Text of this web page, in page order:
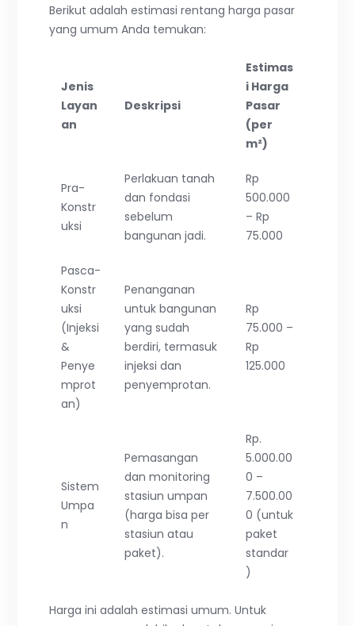
Berikut adalah estimasi rentang harga pasar
yang umum Anda temukan:
Jenis
Layan
an
Deskripsi
Estimas
i Harga
Pasar
(per
m²)
Pra-
Konstr
uksi
Perlakuan tanah
dan fondasi
sebelum
bangunan jadi.
Rp
500.000
– Rp
75.000
Pasca-
Konstr
uksi
(Injeksi
&
Penye
mprot
an)
Penanganan
untuk bangunan
yang sudah
berdiri, termasuk
injeksi dan
penyemprotan.
Rp
75.000 –
Rp
125.000
Sistem
Umpa
n
Pemasangan
dan monitoring
stasiun umpan
(harga bisa per
stasiun atau
paket).
Rp.
5.000.00
0 –
7.500.00
0 (untuk
paket
standar
)
Harga ini adalah estimasi umum. Untuk